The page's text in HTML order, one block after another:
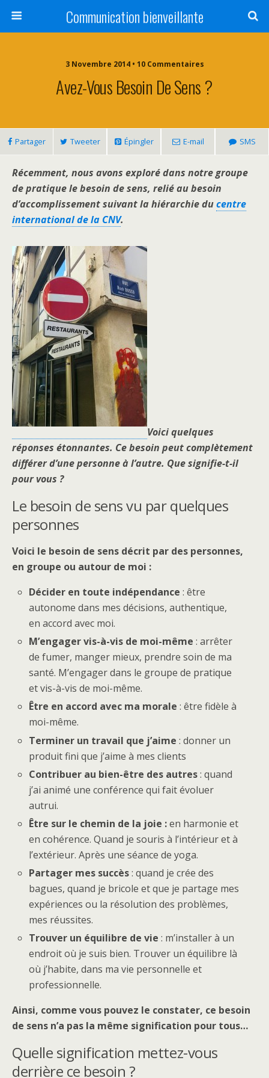
Communication bienveillante
3 Novembre 2014 • 10 Commentaires
Avez-Vous Besoin De Sens ?
Partager Tweeter Épingler E-mail SMS
Récemment, nous avons exploré dans notre groupe
de pratique le besoin de sens, relié au besoin
d’accomplissement suivant la hiérarchie ducentre
international de la CNV.
Voici quelques
réponses étonnantes. Ce besoin peut complètement
différer d’une personne à l’autre. Que signifie-t-il
pour vous ?
Le besoin de sens vu par quelques
personnes
Voici le besoin de sens décrit par des personnes,
en groupe ou autour de moi :
Décider en toute indépendance : être
autonome dans mes décisions, authentique,
en accord avec moi.
M’engager vis-à-vis de moi-même : arrêter
de fumer, manger mieux, prendre soin de ma
santé. M’engager dans le groupe de pratique
et vis-à-vis de moi-même.
Être en accord avec ma morale : être fidèle à
moi-même.
Terminer un travail que j’aime : donner un
produit fini que j’aime à mes clients
Contribuer au bien-être des autres: quand
j’ai animé une conférence qui fait évoluer
autrui.
Être sur le chemin de la joie :en harmonie et
en cohérence. Quand je souris à l’intérieur et à
l’extérieur. Après une séance de yoga.
Partager mes succès: quand je crée des
bagues, quand je bricole et que je partage mes
expériences ou la résolution des problèmes,
mes réussites.
Trouver un équilibre de vie : m’installer à un
endroit où je suis bien. Trouver un équilibre là
où j’habite, dans ma vie personnelle et
professionnelle.
Ainsi, comme vous pouvez le constater, ce besoin
de sens n’a pas la même signification pour tous…
Quelle signification mettez-vous
derrière ce besoin ?